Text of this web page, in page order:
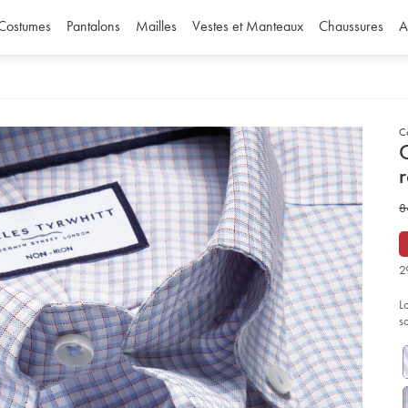
Pantalons Mailles Vestes et Manteaux Chaussures
-
et-
€